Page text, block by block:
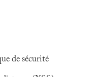
de sécurité